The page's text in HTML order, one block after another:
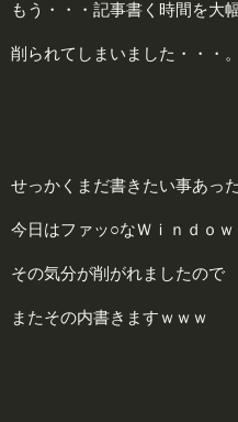
もう・・・記事書く時間を大
削られてしまいました・・・。
せっかくまだ書きたい事あった
今日はファッ○なＷｉｎｄｏ
その気分が削がれましたので
またその内書きますｗｗｗ